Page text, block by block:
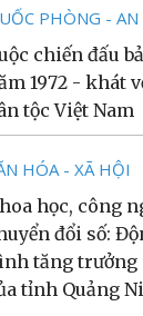
PHÒNG -
chiến đấu
1972 - khát
tộc Việt Nam
HÓA - XÃ HỘI
học, công
đổi số:
tăng trưởng
tỉnh Quảng